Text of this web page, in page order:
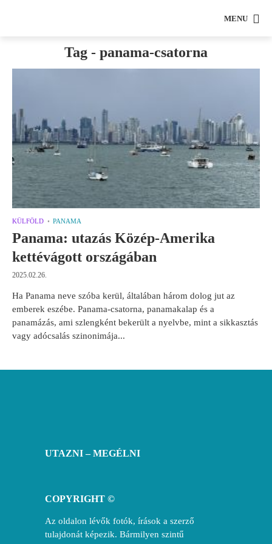
MENU
Tag - panama-csatorna
KÜLFÖLD PANAMA
Panama: utazás Közép-Amerika
kettévágott országában
2025.02.26.
Ha Panama neve szóba kerül, általában három dolog jut az
emberek eszébe. Panama-csatorna, panamakalap és a
panamázás, ami szlengként bekerült a nyelvbe, mint a sikkasztás
vagy adócsalás szinonimája...
UTAZNI – MEGÉLNI
COPYRIGHT ©
Az oldalon lévők fotók, írások a szerző
tulajdonát képezik. Bármilyen szintű